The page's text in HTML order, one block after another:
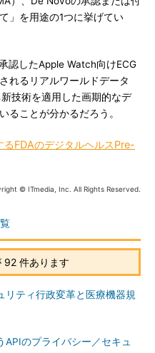
」を用途の1つに挙げてい
認したApple Watch向けECG
れるリアルワールドデータ
技術を適用した画期的なデ
ることが分かるだろう。
るFDAのデジタルヘルスPre-
© ITmedia, Inc. All Rights Reserved.
92 件あります
リティ行政変革と医療機器規
APIのプライバシー／セキュ